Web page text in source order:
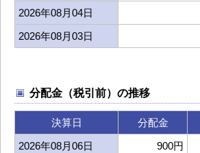
2026年08月04日
2026年08月03日
分配金（税引前）の推移
決算日 分配金
2026年08月06日
900円